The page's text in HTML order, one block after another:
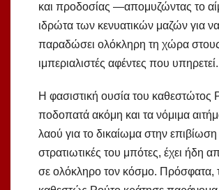
και προδοσίας —απομυζώντας το
ιδρώτα των κενυατικών μαζών για να
παραδώσει ολόκληρη τη χώρα
ιμπεριαλιστές αφέντες που υπηρετεί.
Η φασιστική ουσία του καθεστώτος
ποδοπατά ακόμη και τα νόμιμα
λαού για το δικαίωμα στην επιβίωση
στρατιωτικές του μπότες, έχει ήδη
σε ολόκληρο τον κόσμο. Πρόσφατα,